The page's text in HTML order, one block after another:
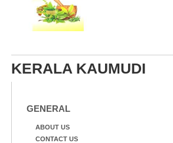
KERALA KAUMUDI
GENERAL
ABOUT US
CONTACT US